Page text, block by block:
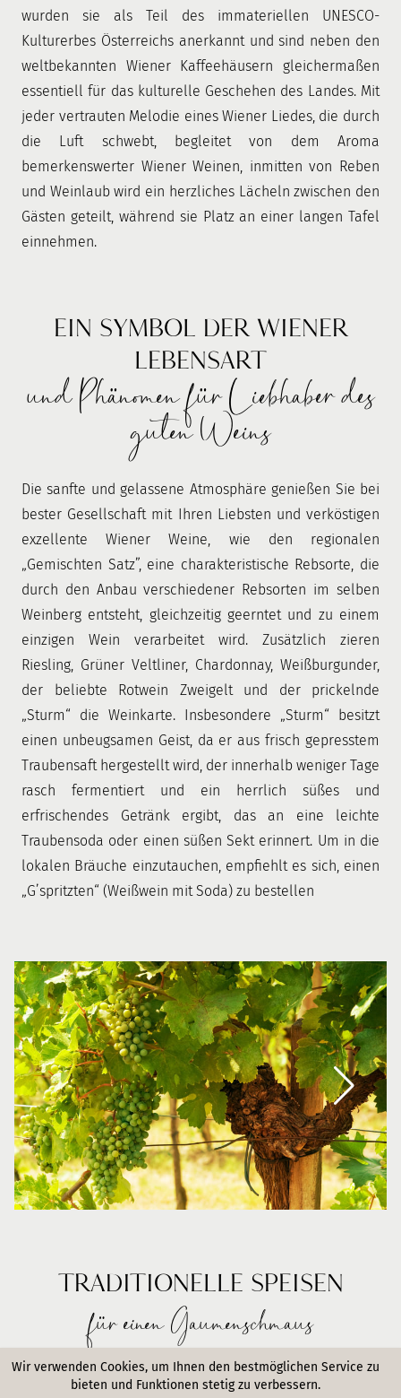
Wir verwenden Cookies, um Ihnen den bestmöglichen Service zu
bieten und Funktionen stetig zu verbessern.
wurden sie als Teil des immateriellen UNESCO-
Kulturerbes Österreichs anerkannt und sind neben den
weltbekannten Wiener Kaffeehäusern gleichermaßen
essentiell für das kulturelle Geschehen des Landes. Mit
jeder vertrauten Melodie eines Wiener Liedes, die durch
die Luft schwebt, begleitet von dem Aroma
bemerkenswerter Wiener Weinen, inmitten von Reben
und Weinlaub wird ein herzliches Lächeln zwischen den
Gästen geteilt, während sie Platz an einer langen Tafel
einnehmen.
EIN SYMBOL DER WIENER
LEBENSART
und Phänomen für Liebhaber des
guten Weins
Die sanfte und gelassene Atmosphäre genießen Sie bei
bester Gesellschaft mit Ihren Liebsten und verköstigen
exzellente Wiener Weine, wie den regionalen
„Gemischten Satz”, eine charakteristische Rebsorte, die
durch den Anbau verschiedener Rebsorten im selben
Weinberg entsteht, gleichzeitig geerntet und zu einem
einzigen Wein verarbeitet wird. Zusätzlich zieren
Riesling, Grüner Veltliner, Chardonnay, Weißburgunder,
der beliebte Rotwein Zweigelt und der prickelnde
„Sturm“ die Weinkarte. Insbesondere „Sturm“ besitzt
einen unbeugsamen Geist, da er aus frisch gepresstem
Traubensaft hergestellt wird, der innerhalb weniger Tage
rasch fermentiert und ein herrlich süßes und
erfrischendes Getränk ergibt, das an eine leichte
Traubensoda oder einen süßen Sekt erinnert. Um in die
lokalen Bräuche einzutauchen, empfiehlt es sich, einen
„G’spritzten“ (Weißwein mit Soda) zu bestellen
TRADITIONELLE SPEISEN
für einen Gaumenschmaus
Bei einem vorzüglichen Glas Heurigen, dürfen kulinarische
Klassiker am Tisch nicht fehlen. Das Angebot in einem